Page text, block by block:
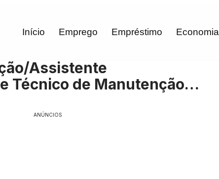
Início Emprego Empréstimo Economia
Assistente
Técnico de Manutenção…
ANÚNCIOS